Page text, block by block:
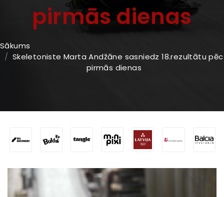
pirmās dienas
Sākums
Skeletoniste Marta Andžāne sasniedz 18.rezultātu pēc
pirmās dienas